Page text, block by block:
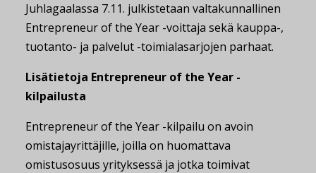
Juhlagaalassa 7.11. julkistetaan valtakunnallinen
Entrepreneur of the Year -voittaja sekä kauppa-,
tuotanto- ja palvelut -toimialasarjojen parhaat.
Lisätietoja Entrepreneur of the Year -
kilpailusta
Entrepreneur of the Year -kilpailu on avoin
omistajayrittäjille, joilla on huomattava
omistusosuus yrityksessä ja jotka toimivat